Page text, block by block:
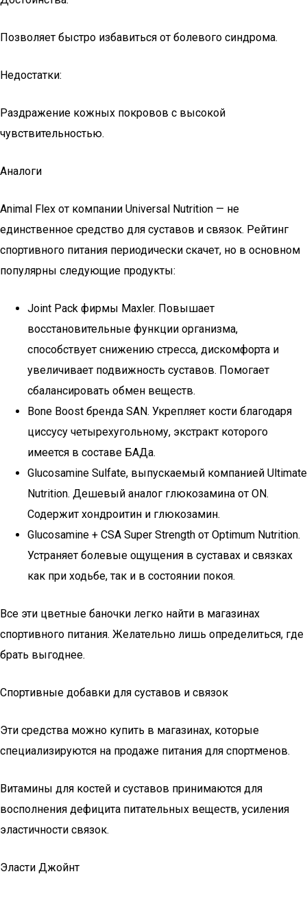
Позволяет быстро избавиться от болевого синдрома.
Недостатки:
Раздражение кожных покровов с высокой
чувствительностью.
Аналоги
Animal Flex от компании Universal Nutrition — не
единственное средство для суставов и связок. Рейтинг
спортивного питания периодически скачет, но в основном
популярны следующие продукты:
Joint Pack фирмы Maxler. Повышает
восстановительные функции организма,
способствует снижению стресса, дискомфорта и
увеличивает подвижность суставов. Помогает
сбалансировать обмен веществ.
Bone Boost бренда SAN. Укрепляет кости благодаря
циссусу четырехугольному, экстракт которого
имеется в составе БАДа.
Glucosamine Sulfate, выпускаемый компанией Ultimate
Nutrition. Дешевый аналог глюкозамина от ON.
Содержит хондроитин и глюкозамин.
Glucosamine + CSA Super Strength от Optimum Nutrition.
Устраняет болевые ощущения в суставах и связках
как при ходьбе, так и в состоянии покоя.
Все эти цветные баночки легко найти в магазинах
спортивного питания. Желательно лишь определиться, где
брать выгоднее.
Спортивные добавки для суставов и связок
Эти средства можно купить в магазинах, которые
специализируются на продаже питания для спортменов.
Витамины для костей и суставов принимаются для
восполнения дефицита питательных веществ, усиления
эластичности связок.
Эласти Джойнт